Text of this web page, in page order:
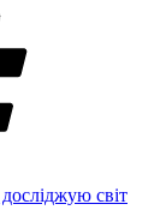
світ